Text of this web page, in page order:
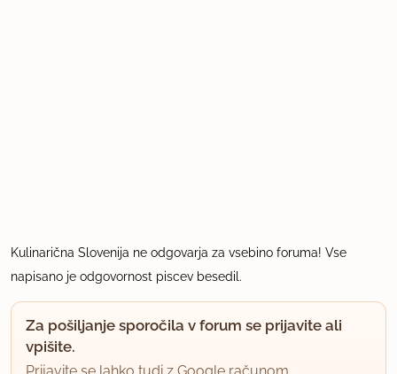
Kulinarična Slovenija ne odgovarja za vsebino foruma! Vse
napisano je odgovornost piscev besedil.
Za pošiljanje sporočila v forum se prijavite ali
vpišite.
Prijavite se lahko tudi z Google računom.